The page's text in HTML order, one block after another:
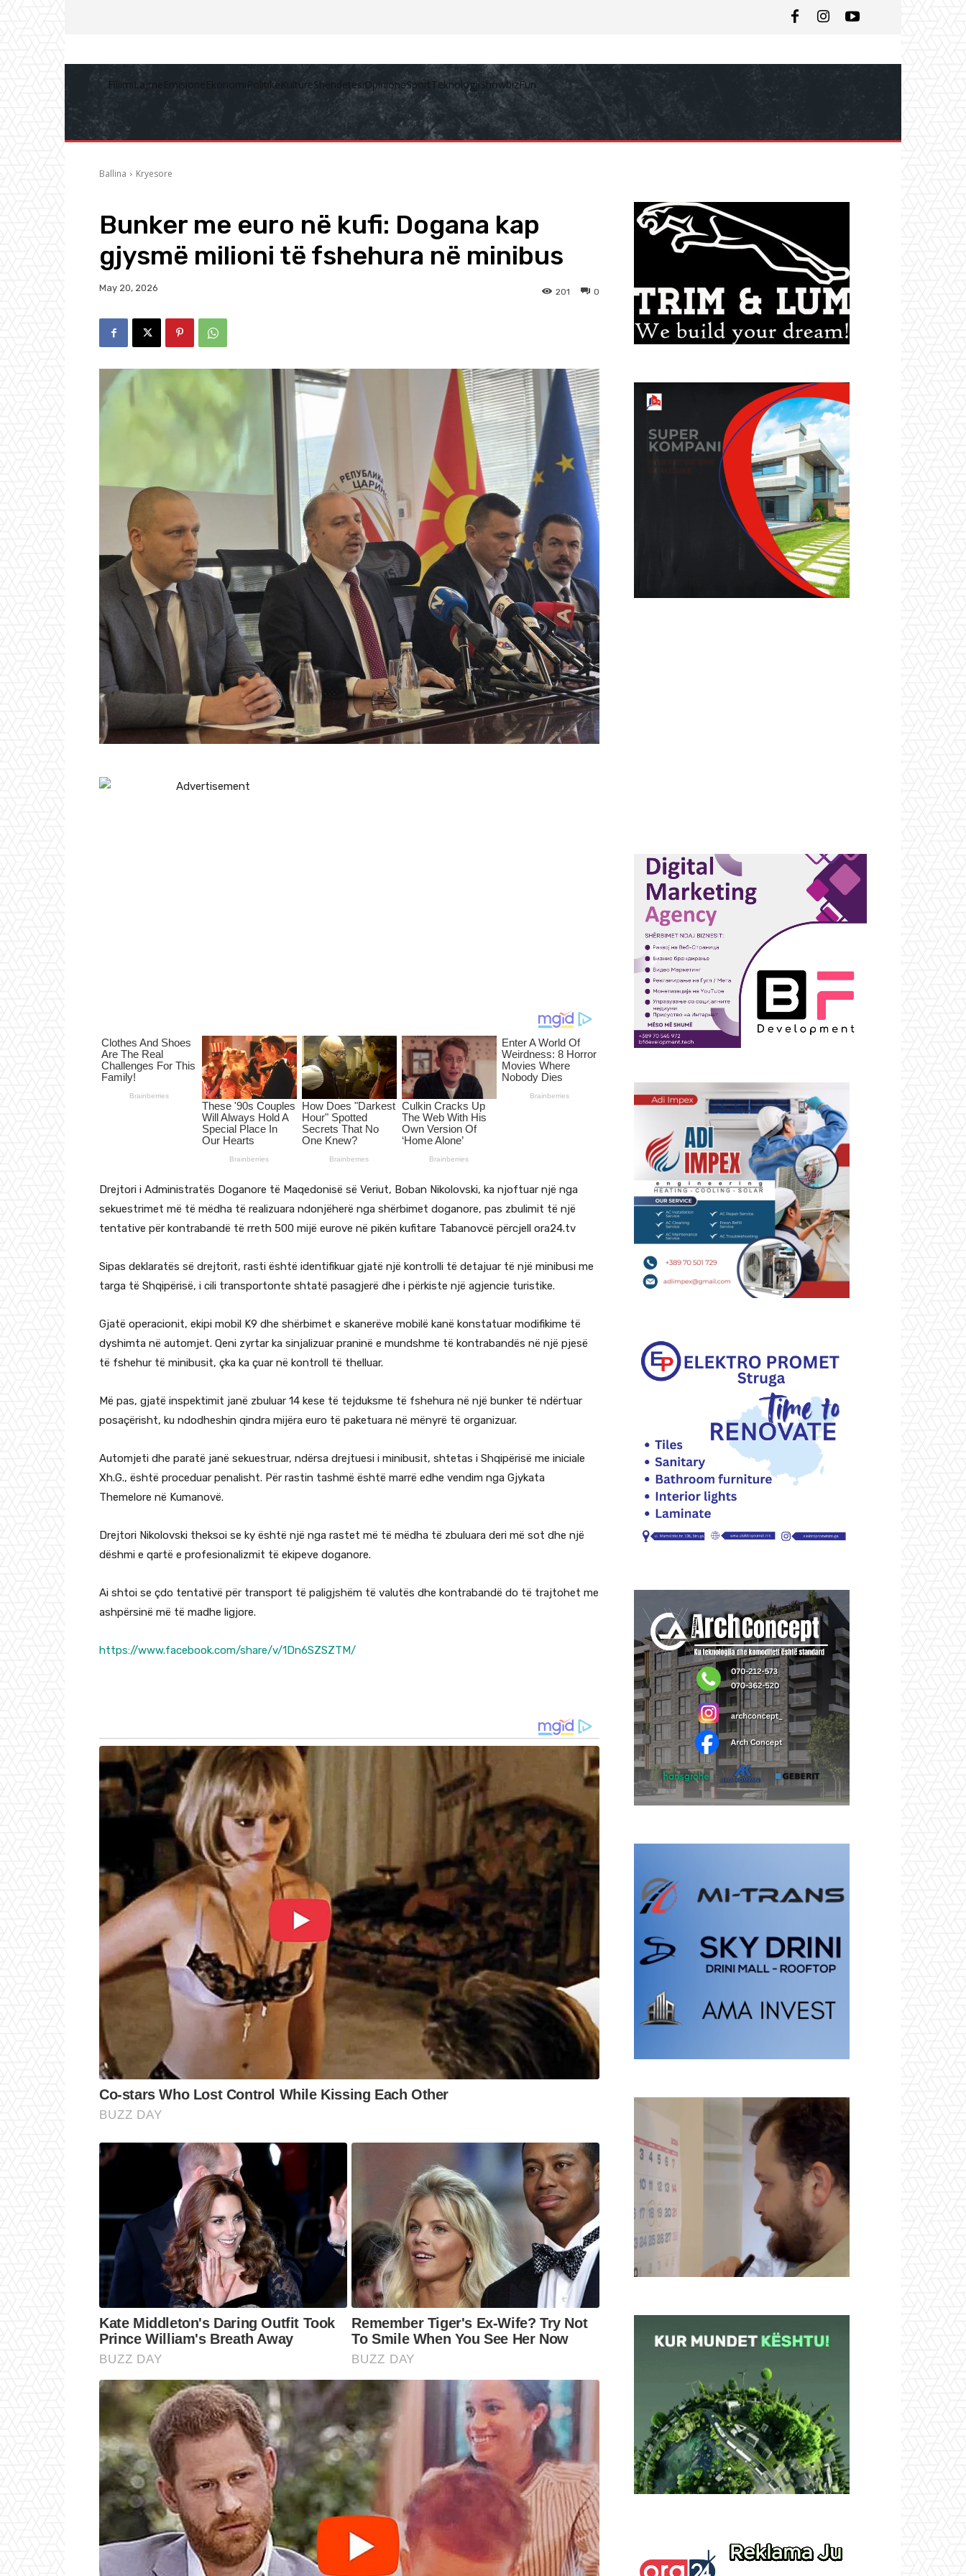
FillimiLajmeEmisioneEkonomiPolitikëKulturëShëndetësiOpinioneSportTeknologjiShowbizFun
Ballina Kryesore
Bunker me euro në kufi: Dogana kap
gjysmë milioni të fshehura në minibus
May 20, 2026 0
201
Drejtori i Administratës Doganore të Maqedonisë së Veriut, Boban Nikolovski, ka njoftuar një nga
sekuestrimet më të mëdha të realizuara ndonjëherë nga shërbimet doganore, pas zbulimit të një
tentative për kontrabandë të rreth 500 mijë eurove në pikën kufitare Tabanovcë përcjell ora24.tv
Sipas deklaratës së drejtorit, rasti është identifikuar gjatë një kontrolli të detajuar të një minibusi me
targa të Shqipërisë, i cili transportonte shtatë pasagjerë dhe i përkiste një agjencie turistike.
Gjatë operacionit, ekipi mobil K9 dhe shërbimet e skanerëve mobilë kanë konstatuar modifikime të
dyshimta në automjet. Qeni zyrtar ka sinjalizuar praninë e mundshme të kontrabandës në një pjesë
të fshehur të minibusit, çka ka çuar në kontroll të thelluar.
Më pas, gjatë inspektimit janë zbuluar 14 kese të tejduksme të fshehura në një bunker të ndërtuar
posaçërisht, ku ndodheshin qindra mijëra euro të paketuara në mënyrë të organizuar.
Automjeti dhe paratë janë sekuestruar, ndërsa drejtuesi i minibusit, shtetas i Shqipërisë me iniciale
Xh.G., është proceduar penalisht. Për rastin tashmë është marrë edhe vendim nga Gjykata
Themelore në Kumanovë.
Drejtori Nikolovski theksoi se ky është një nga rastet më të mëdha të zbuluara deri më sot dhe një
dëshmi e qartë e profesionalizmit të ekipeve doganore.
Ai shtoi se çdo tentativë për transport të paligjshëm të valutës dhe kontrabandë do të trajtohet me
ashpërsinë më të madhe ligjore.
https://www.facebook.com/share/v/1Dn6SZSZTM/